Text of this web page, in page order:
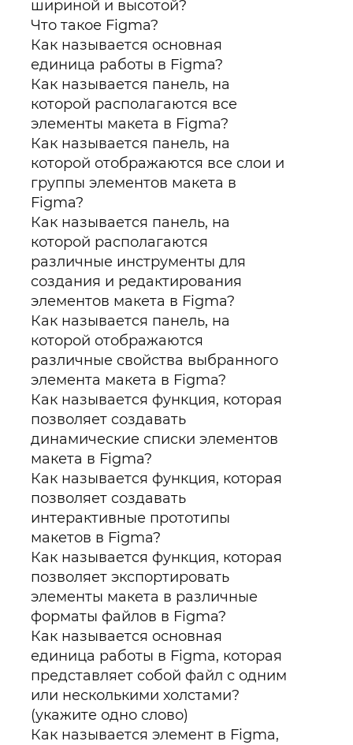
шириной и высотой?
Что такое Figma?
Как называется основная
единица работы в Figma?
Как называется панель, на
которой располагаются все
элементы макета в Figma?
Как называется панель, на
которой отображаются все слои и
группы элементов макета в
Figma?
Как называется панель, на
которой располагаются
различные инструменты для
создания и редактирования
элементов макета в Figma?
Как называется панель, на
которой отображаются
различные свойства выбранного
элемента макета в Figma?
Как называется функция, которая
позволяет создавать
динамические списки элементов
макета в Figma?
Как называется функция, которая
позволяет создавать
интерактивные прототипы
макетов в Figma?
Как называется функция, которая
позволяет экспортировать
элементы макета в различные
форматы файлов в Figma?
Как называется основная
единица работы в Figma, которая
представляет собой файл с одним
или несколькими холстами?
(укажите одно слово)
Как называется элемент в Figma,